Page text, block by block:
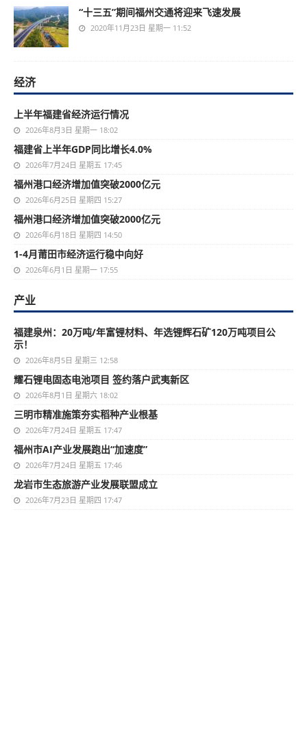
“十三五”期间福州交通将迎来飞速发展
2020年11月23日 星期一 11:52
经济
上半年福建省经济运行情况
2026年8月3日 星期一 18:02
福建省上半年GDP同比增长4.0%
2026年7月24日 星期五 17:45
福州港口经济增加值突破2000亿元
2026年6月25日 星期四 15:27
福州港口经济增加值突破2000亿元
2026年6月18日 星期四 14:50
1-4月莆田市经济运行稳中向好
2026年6月1日 星期一 17:55
产业
福建泉州：20万吨/年富锂材料、年选锂辉石矿120万吨项目公
示！
2026年8月5日 星期三 12:58
耀石锂电固态电池项目 签约落户武夷新区
2026年8月1日 星期六 18:02
三明市精准施策夯实稻种产业根基
2026年7月24日 星期五 17:47
福州市AI产业发展跑出“加速度”
2026年7月24日 星期五 17:46
龙岩市生态旅游产业发展联盟成立
2026年7月23日 星期四 17:47